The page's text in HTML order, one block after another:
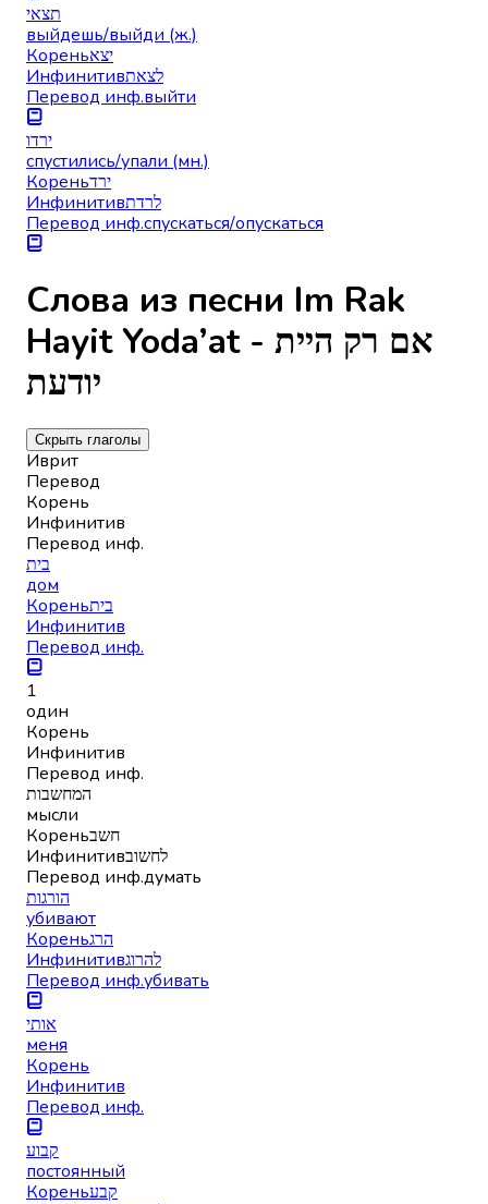
תצאי
выйдешь/выйди (ж.)
Кореньיצא
Инфинитивלצאת
Перевод инф.выйти
ירדו
спустились/упали (мн.)
Кореньירד
Инфинитивלרדת
Перевод инф.спускаться/опускаться
Слова из песни Im Rak
Hayit Yoda’at - אם רק היית
יודעת
Скрыть глаголы
Иврит
Перевод
Корень
Инфинитив
Перевод инф.
בית
дом
Кореньבית
Инфинитив
Перевод инф.
1
один
Корень
Инфинитив
Перевод инф.
המחשבות
мысли
Кореньחשב
Инфинитивלחשוב
Перевод инф.думать
הורגות
убивают
Кореньהרג
Инфинитивלהרוג
Перевод инф.убивать
אותי
меня
Корень
Инфинитив
Перевод инф.
קבוע
постоянный
Кореньקבע